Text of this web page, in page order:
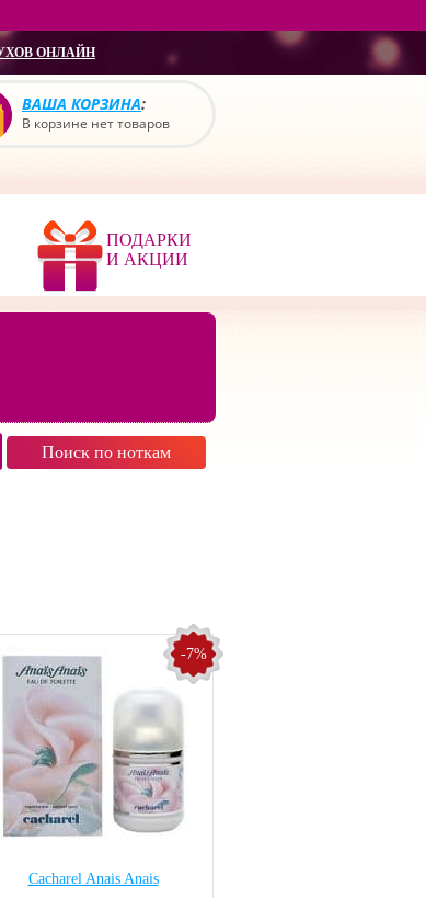
ОНЛАЙН
ВАША КОРЗИНА:
В корзине нет товаров
ПОДАРКИ
И АКЦИИ
Поиск по ноткам
-7%
Cacharel Anais Anais